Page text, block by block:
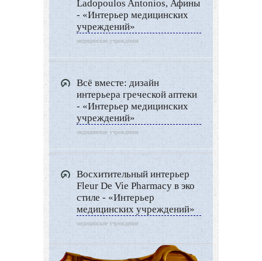
Ladopoulos Antonios, Афины
- «Интерьер медицинских
учреждений»
медицинские учреждения
Всё вместе: дизайн
интерьера греческой аптеки
- «Интерьер медицинских
учреждений»
медицинские учреждения
Восхитительный интерьер
Fleur De Vie Pharmacy в эко
стиле - «Интерьер
медицинских учреждений»
медицинские учреждения